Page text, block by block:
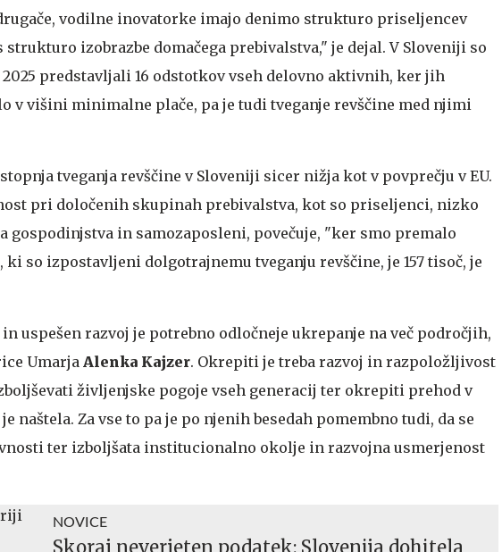
vodilne inovatorke imajo denimo strukturo priseljencev
izobrazbe domačega prebivalstva," je dejal. V Sloveniji so
predstavljali 16 odstotkov vseh delovno aktivnih, ker jih
v višini minimalne plače, pa je tudi tveganje revščine med njimi
tveganja revščine v Sloveniji sicer nižja kot v povprečju v EU.
pri določenih skupinah prebivalstva, kot so priseljenci, nizko
gospodinjstva in samozaposleni, povečuje, "ker smo premalo
so izpostavljeni dolgotrajnemu tveganju revščine, je 157 tisoč, je
uspešen razvoj je potrebno odločneje ukrepanje na več področjih,
Umarja Alenka Kajzer. Okrepiti je treba razvoj in razpoložljivost
življenjske pogoje vseh generacij ter okrepiti prehod v
naštela. Za vse to pa je po njenih besedah pomembno tudi, da se
ter izboljšata institucionalno okolje in razvojna usmerjenost
NOVICE
Skoraj neverjeten podatek: Slovenija dohitela